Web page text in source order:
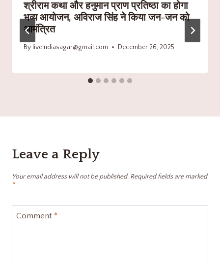
श्रीराम कथा और हनुमान प्राण प्रतिष्ठा का होगा
भव्य आयोजन, अविराज सिंह ने किया जन-जन को
आमंत्रित
By liveindiasagar@gmail.com December 26, 2025
Leave a Reply
Your email address will not be published. Required fields are marked
*
Comment *